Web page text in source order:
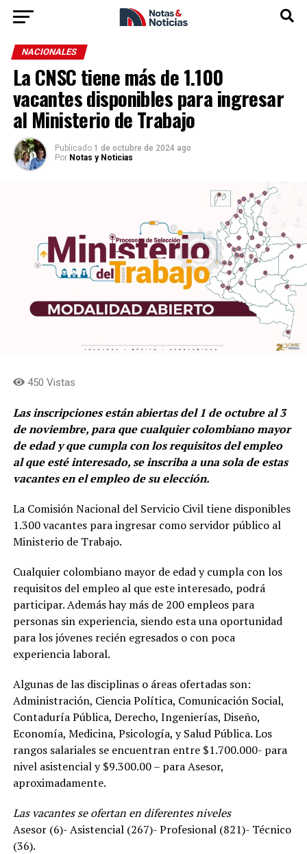
NACIONALES
La CNSC tiene más de 1.100
vacantes disponibles para ingresar
al Ministerio de Trabajo
Publicado 1 de octubre de 2024 ago
Por Notas y Noticias
450 Vistas
Las inscripciones están abiertas del 1 de octubre al 3
de noviembre, para que cualquier colombiano mayor
de edad y que cumpla con los requisitos del empleo
al que esté interesado, se inscriba a una sola de estas
vacantes en el empleo de su elección.
La Comisión Nacional del Servicio Civil tiene disponibles
1.300 vacantes para ingresar como servidor público al
Ministerio de Trabajo.
Cualquier colombiano mayor de edad y cumpla con los
requisitos del empleo al que este interesado, podrá
participar. Además hay más de 200 empleos para
personas sin experiencia, siendo esta una oportunidad
para los jóvenes recién egresados o con poca
experiencia laboral.
Algunas de las disciplinas o áreas ofertadas son:
Administración, Ciencia Política, Comunicación Social,
Contaduría Pública, Derecho, Ingenierías, Diseño,
Economía, Medicina, Psicología, y Salud Pública. Los
rangos salariales se encuentran entre $1.700.000- para
nivel asistencial y $9.300.00 – para Asesor,
aproximadamente.
Las vacantes se ofertan en diferentes niveles
Asesor (6)- Asistencial (267)- Profesional (821)- Técnico
(36).